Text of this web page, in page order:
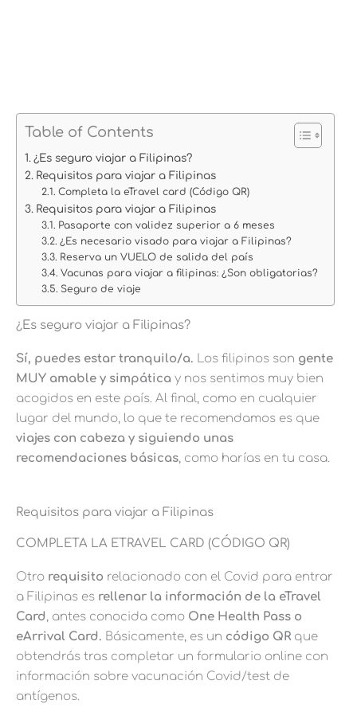
Table of Contents
¿Es seguro viajar a Filipinas?
Requisitos para viajar a Filipinas
Completa la eTravel card (Código QR)
Requisitos para viajar a Filipinas
Pasaporte con validez superior a 6 meses
¿Es necesario visado para viajar a Filipinas?
Reserva un VUELO de salida del país
Vacunas para viajar a filipinas: ¿Son obligatorias?
Seguro de viaje
¿Es seguro viajar a Filipinas?
Sí, puedes estar tranquilo/a. Los filipinos son gente
MUY amable y simpática y nos sentimos muy bien
acogidos en este país. Al final, como en cualquier
lugar del mundo, lo que te recomendamos es que
viajes con cabeza y siguiendo unas
recomendaciones básicas, como harías en tu casa.
Requisitos para viajar a Filipinas
COMPLETA LA ETRAVEL CARD (CÓDIGO QR)
Otro requisito relacionado con el Covid para entrar
a Filipinas es rellenar la información de la eTravel
Card, antes conocida como One Health Pass o
eArrival Card. Básicamente, es un código QR que
obtendrás tras completar un formulario online con
información sobre vacunación Covid/test de
antígenos.